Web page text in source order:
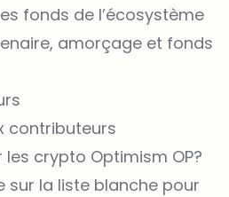
fonds de l’écosystème
amorçage et fonds
contributeurs
crypto Optimism OP?
sur la liste blanche pour